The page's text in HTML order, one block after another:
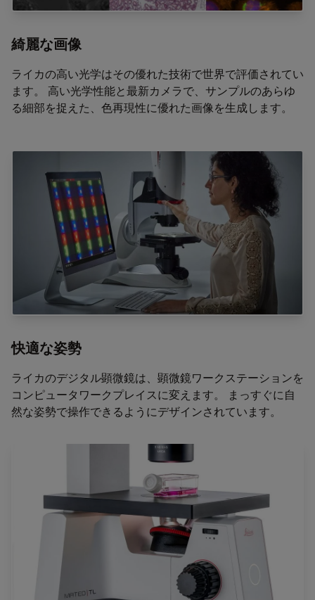
綺麗な画像
ライカの高い光学はその優れた技術で世界で評価されてい
ます。 高い光学性能と最新カメラで、サンプルのあらゆ
る細部を捉えた、色再現性に優れた画像を生成します。
快適な姿勢
ライカのデジタル顕微鏡は、顕微鏡ワークステーションを
コンピュータワークプレイスに変えます。 まっすぐに自
然な姿勢で操作できるようにデザインされています。